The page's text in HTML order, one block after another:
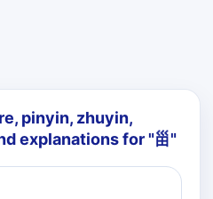
pinyin, zhuyin,
explanations for "甾"